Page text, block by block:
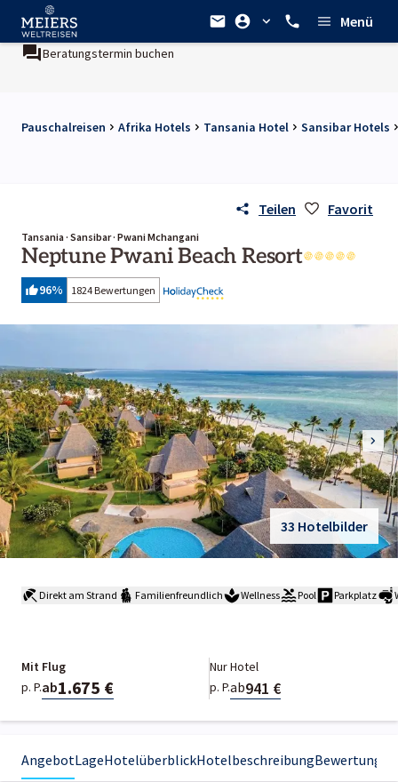
Menü
Beratungstermin buchen
Pauschalreisen Afrika Hotels Tansania Hotel Sansibar Hotels
Teilen Favorit
Tansania · Sansibar · Pwani Mchangani
Neptune Pwani Beach Resort
96% 1824 Bewertungen
33 Hotelbilder
Direkt am Strand Familienfreundlich Wellness Pool Parkplatz
Mit Flug
p. P.ab1.675 €
Nur Hotel
p. P.ab941 €
AngebotLageHotelüberblickHotelbeschreibungBewertungen